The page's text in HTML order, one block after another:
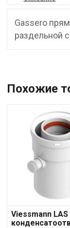
Gassero
раздельной
Похожие
Viessmann LAS